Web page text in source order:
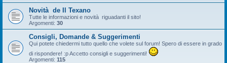
Novità de Il Texano
Tutte le informazioni e novità riguadanti il sito!
Argomenti: 30
Consigli, Domande & Suggerimenti
Qui potete chiedermi tutto quello che volete sul forum! Spero di essere in grado
di rispondere! :p Accetto consigli e suggerimenti!
Argomenti: 115